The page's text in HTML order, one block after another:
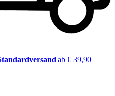
ab € 39,90